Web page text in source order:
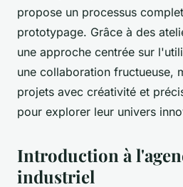
propose un processus
prototypage. Grâce à des
une approche centrée sur
une collaboration fructueuse,
projets avec créativité et
pour explorer leur univers
Introduction à
industriel